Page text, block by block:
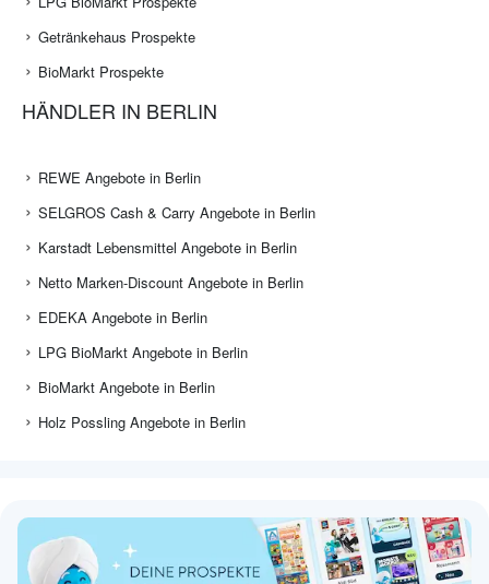
Getränkehaus Prospekte
BioMarkt Prospekte
HÄNDLER IN BERLIN
REWE Angebote in Berlin
SELGROS Cash & Carry Angebote in Berlin
Karstadt Lebensmittel Angebote in Berlin
Netto Marken-Discount Angebote in Berlin
EDEKA Angebote in Berlin
LPG BioMarkt Angebote in Berlin
BioMarkt Angebote in Berlin
Holz Possling Angebote in Berlin